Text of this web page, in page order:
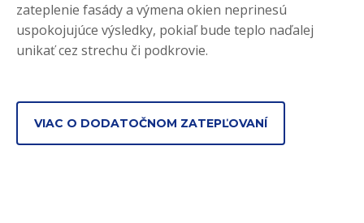
zateplenie fasády a výmena okien neprinesú
uspokojujúce výsledky, pokiaľ bude teplo naďalej
unikať cez strechu či podkrovie.
VIAC O DODATOČNOM ZATEPĽOVANÍ